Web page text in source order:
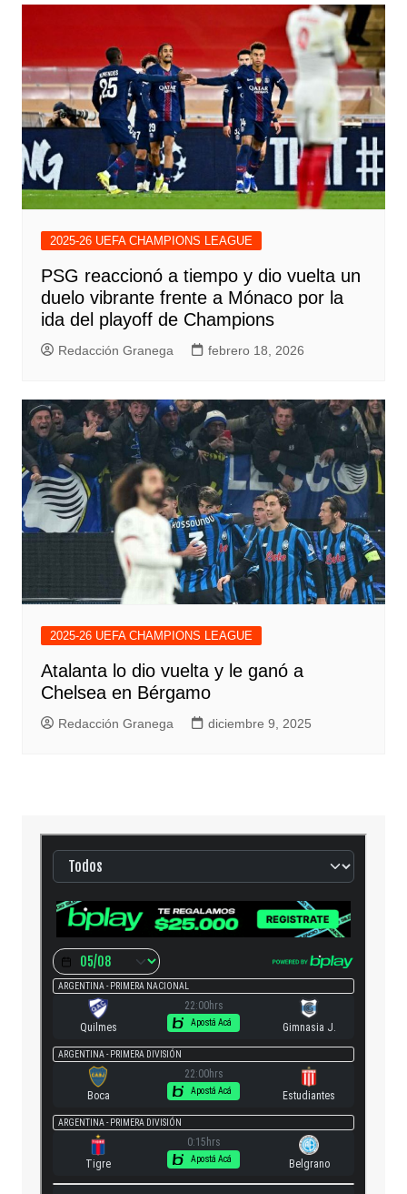
2025-26 UEFA CHAMPIONS LEAGUE
PSG reaccionó a tiempo y dio vuelta un
duelo vibrante frente a Mónaco por la
ida del playoff de Champions
Redacción Granega febrero 18, 2026
2025-26 UEFA CHAMPIONS LEAGUE
Atalanta lo dio vuelta y le ganó a
Chelsea en Bérgamo
Redacción Granega diciembre 9, 2025